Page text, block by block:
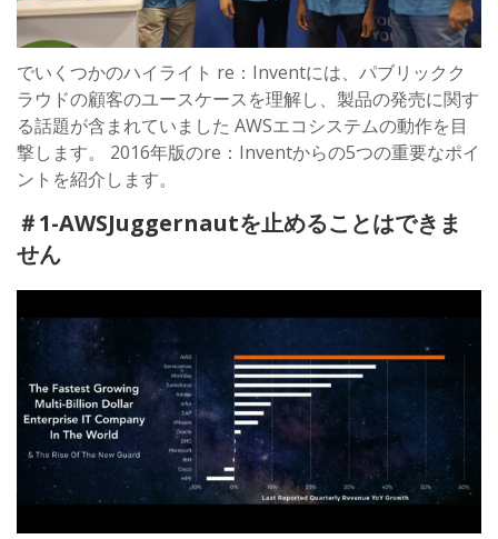
でいくつかのハイライト re：Inventには、パブリックク
ラウドの顧客のユースケースを理解し、製品の発売に関す
る話題が含まれていました AWSエコシステムの動作を目
撃します。 2016年版のre：Inventからの5つの重要なポイ
ントを紹介します。
＃1-AWSJuggernautを止めることはできま
せん